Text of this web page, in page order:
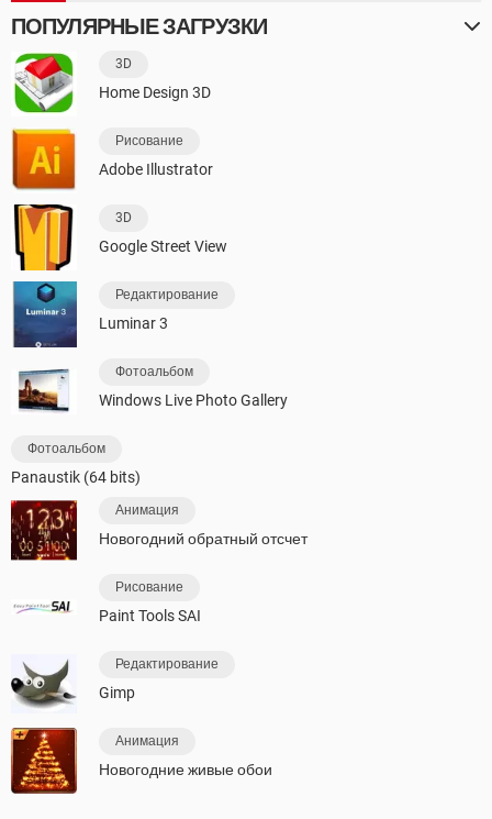
ПОПУЛЯРНЫЕ ЗАГРУЗКИ
3D
Home Design 3D
Рисование
Adobe Illustrator
3D
Google Street View
Редактирование
Luminar 3
Фотоальбом
Windows Live Photo Gallery
Фотоальбом
Panaustik (64 bits)
Анимация
Новогодний обратный отсчет
Рисование
Paint Tools SAI
Редактирование
Gimp
Анимация
Новогодние живые обои